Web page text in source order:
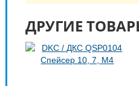
ДРУГИЕ